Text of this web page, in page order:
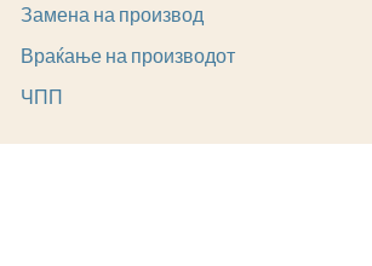
Замена на производ
Враќање на производот
ЧПП